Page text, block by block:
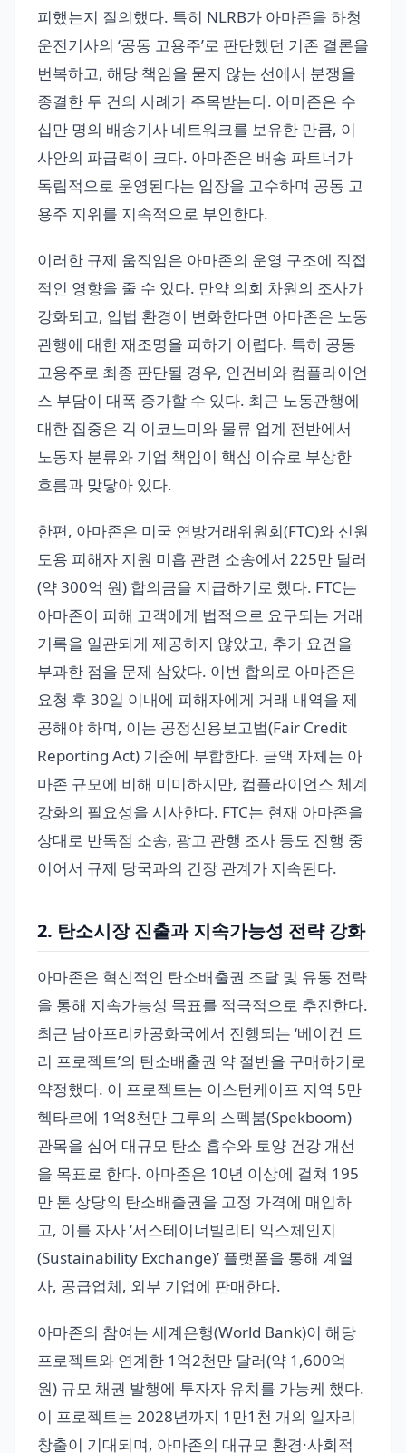
피했는지 질의했다. 특히 NLRB가 아마존을 하청
운전기사의 ‘공동 고용주’로 판단했던 기존 결론을
번복하고, 해당 책임을 묻지 않는 선에서 분쟁을
종결한 두 건의 사례가 주목받는다. 아마존은 수
십만 명의 배송기사 네트워크를 보유한 만큼, 이
사안의 파급력이 크다. 아마존은 배송 파트너가
독립적으로 운영된다는 입장을 고수하며 공동 고
용주 지위를 지속적으로 부인한다.
이러한 규제 움직임은 아마존의 운영 구조에 직접
적인 영향을 줄 수 있다. 만약 의회 차원의 조사가
강화되고, 입법 환경이 변화한다면 아마존은 노동
관행에 대한 재조명을 피하기 어렵다. 특히 공동
고용주로 최종 판단될 경우, 인건비와 컴플라이언
스 부담이 대폭 증가할 수 있다. 최근 노동관행에
대한 집중은 긱 이코노미와 물류 업계 전반에서
노동자 분류와 기업 책임이 핵심 이슈로 부상한
흐름과 맞닿아 있다.
한편, 아마존은 미국 연방거래위원회(FTC)와 신원
도용 피해자 지원 미흡 관련 소송에서 225만 달러
(약 300억 원) 합의금을 지급하기로 했다. FTC는
아마존이 피해 고객에게 법적으로 요구되는 거래
기록을 일관되게 제공하지 않았고, 추가 요건을
부과한 점을 문제 삼았다. 이번 합의로 아마존은
요청 후 30일 이내에 피해자에게 거래 내역을 제
공해야 하며, 이는 공정신용보고법(Fair Credit
Reporting Act) 기준에 부합한다. 금액 자체는 아
마존 규모에 비해 미미하지만, 컴플라이언스 체계
강화의 필요성을 시사한다. FTC는 현재 아마존을
상대로 반독점 소송, 광고 관행 조사 등도 진행 중
이어서 규제 당국과의 긴장 관계가 지속된다.
2. 탄소시장 진출과 지속가능성 전략 강화
아마존은 혁신적인 탄소배출권 조달 및 유통 전략
을 통해 지속가능성 목표를 적극적으로 추진한다.
최근 남아프리카공화국에서 진행되는 ‘베이컨 트
리 프로젝트’의 탄소배출권 약 절반을 구매하기로
약정했다. 이 프로젝트는 이스턴케이프 지역 5만
헥타르에 1억8천만 그루의 스펙붐(Spekboom)
관목을 심어 대규모 탄소 흡수와 토양 건강 개선
을 목표로 한다. 아마존은 10년 이상에 걸쳐 195
만 톤 상당의 탄소배출권을 고정 가격에 매입하
고, 이를 자사 ‘서스테이너빌리티 익스체인지
(Sustainability Exchange)’ 플랫폼을 통해 계열
사, 공급업체, 외부 기업에 판매한다.
아마존의 참여는 세계은행(World Bank)이 해당
프로젝트와 연계한 1억2천만 달러(약 1,600억
원) 규모 채권 발행에 투자자 유치를 가능케 했다.
이 프로젝트는 2028년까지 1만1천 개의 일자리
창출이 기대되며, 아마존의 대규모 환경·사회적